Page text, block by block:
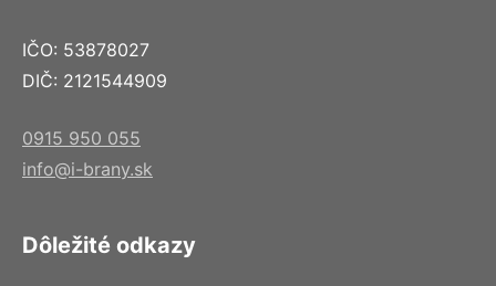
IČO: 53878027
DIČ: 2121544909
0915 950 055
info@i-brany.sk
Dôležité odkazy